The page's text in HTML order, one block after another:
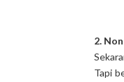
2.
Tapi